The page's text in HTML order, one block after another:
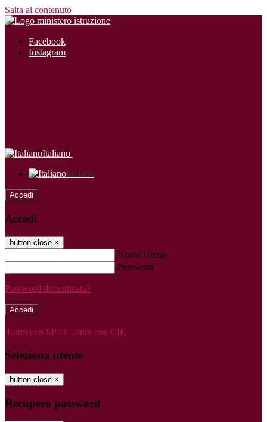
Salta al contenuto
Facebook
Instagram
Italiano
Italiano
Accedi
Accedi
button close ×
Nome Utente
Password
Password dimenticata?
-
Entra con SPID Entra con CIE
Seleziona utente
button close ×
Recupero password